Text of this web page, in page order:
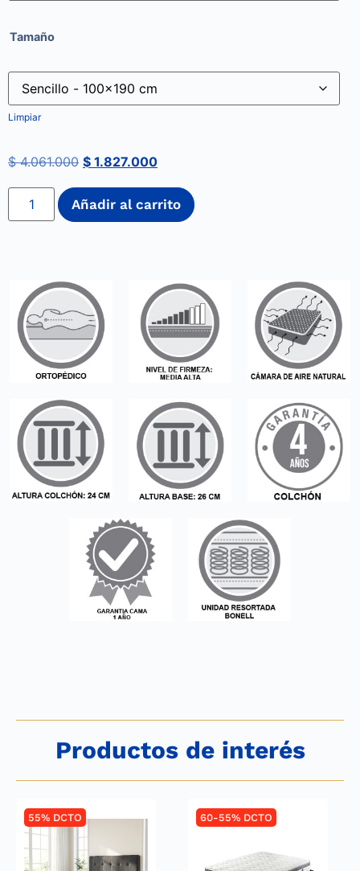
Tamaño
Limpiar
$4.061.000 $ 1.827.000
Añadir al carrito
Productos de interés
55% DCTO 60-55% DCTO